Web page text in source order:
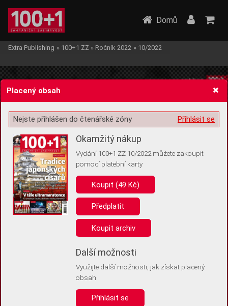
Žádost o souhlas s ukládáním volitelných informací
Pro základní fungování webu nepotřebujeme ukládat žádné informace
(tzv. cookies apod.). Rádi bychom vás ale požádali o souhlas s
uložením volitelných informací:
Anonymní unikátní ID
Díky němu příště poznáme, že se jedná o stejné zařízení, a
Identifikátor je zcela anonymní.
Vaše souhlasy a odmítnutí si ukládáme do vašeho zařízení, abychom se
vás už příště znovu neptali. Můžete je kdykoli později upravit ve Správě
Domů
Extra Publishing » 100+1 ZZ » Ročník 2022 » 10/2022
Placený obsah
Přihlásit se
Nejste přihlášen do čtenářské zóny
Okamžitý nákup
Vydání 100+1 ZZ 10/2022 můžete zakoupit
pomocí platební karty
Koupit (49 Kč)
Předplatit
Koupit archiv
Další možnosti
Využijte další možnosti, jak získat placený
obsah
Přihlásit se